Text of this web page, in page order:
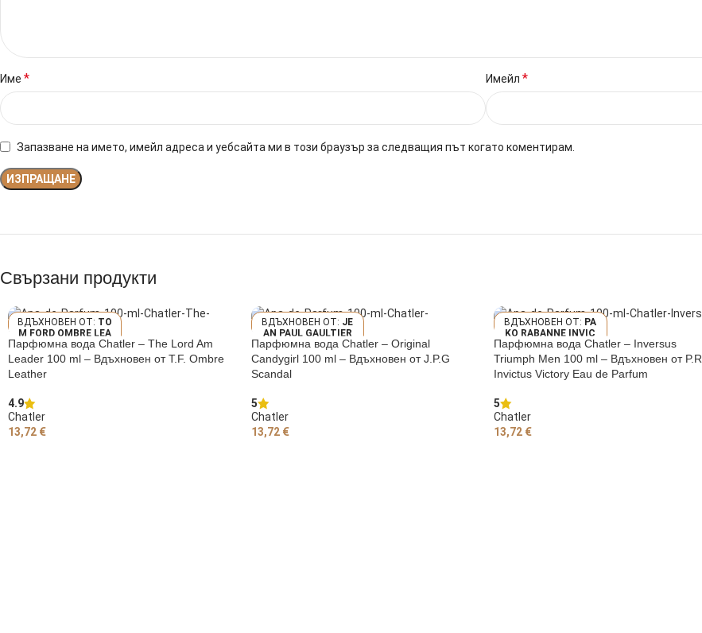
Име * Имейл *
Запазване на името, имейл адреса и уебсайта ми в този браузър за следващия път когато коментирам.
Свързани продукти
TO
M FORD OMBRE LEA
THER
Парфюмна вода Chatler – The Lord Am
Leader 100 ml – Вдъхновен от T.F. Ombre
Leather
4.9
Chatler
13,72 €
JE
AN PAUL GAULTIER
SCANDAL
Парфюмна вода Chatler – Original
Candygirl 100 ml – Вдъхновен от J.P.G
Scandal
5
Chatler
13,72 €
PA
KO RABANNE INVIC
TUS VICTORY EAU D
E PARFUM
Парфюмна вода Chatler – Inversus
Triumph Men 100 ml – Вдъхновен от P.R.
Invictus Victory Eau de Parfum
5
Chatler
13,72 €